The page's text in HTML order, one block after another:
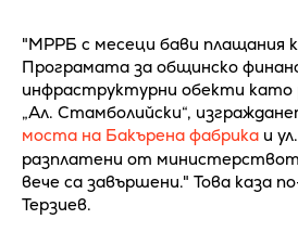
"МРРБ с месеци бави плащания
Програмата за общинско
инфраструктурни обекти като
„Ал. Стамболийски“,
моста на Бакърена фабрика и
разплатени от
вече са завършени." Това каза
Терзиев.